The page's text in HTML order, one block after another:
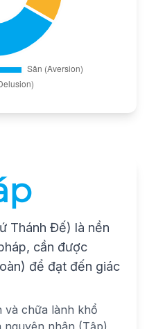
Thánh Đế) là nền
cần được
để đạt đến giác
chữa lành khổ